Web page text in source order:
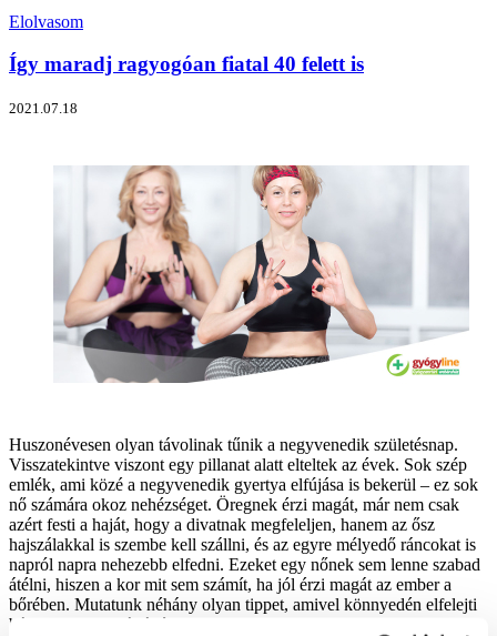
Elolvasom
Így maradj ragyogóan fiatal 40 felett is
2021.07.18
Huszonévesen olyan távolinak tűnik a negyvenedik születésnap.
Visszatekintve viszont egy pillanat alatt elteltek az évek. Sok szép
emlék, ami közé a negyvenedik gyertya elfújása is bekerül – ez sok
nő számára okoz nehézséget. Öregnek érzi magát, már nem csak
azért festi a haját, hogy a divatnak megfeleljen, hanem az ősz
hajszálakkal is szembe kell szállni, és az egyre mélyedő ráncokat is
napról napra nehezebb elfedni. Ezeket egy nőnek sem lenne szabad
átélni, hiszen a kor mit sem számít, ha jól érzi magát az ember a
bőrében. Mutatunk néhány olyan tippet, amivel könnyedén elfelejti
bárki, hogy immár átlépte negyvenet.